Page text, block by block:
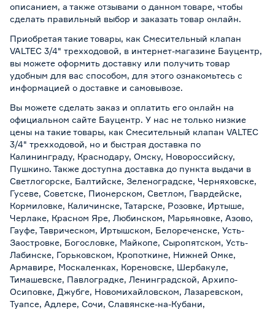
описанием, а также отзывами о данном товаре, чтобы
сделать правильный выбор и заказать товар онлайн.
Приобретая такие товары, как Смесительный клапан
VALTEC 3/4" трехходовой, в интернет-магазине Бауцентр,
вы можете оформить доставку или получить товар
удобным для вас способом, для этого ознакомьтесь с
информацией о доставке и самовывозе.
Вы можете сделать заказ и оплатить его онлайн на
официальном сайте Бауцентр. У нас не только низкие
цены на такие товары, как Смесительный клапан VALTEC
3/4" трехходовой, но и быстрая доставка по
Калининграду, Краснодару, Омску, Новороссийску,
Пушкино. Также доступна доставка до пункта выдачи в
Светлогорске, Балтийске, Зеленоградске, Черняховске,
Гусеве, Советске, Пионерском, Светлом, Гвардейске,
Кормиловке, Каличинске, Татарске, Розовке, Иртыше,
Черлаке, Красном Яре, Любинском, Марьяновке, Азово,
Гауфе, Таврическом, Иртышском, Белореченске, Усть-
Заостровке, Богословке, Майкопе, Сыропятском, Усть-
Лабинске, Горьковском, Кропоткине, Нижней Омке,
Армавире, Москаленках, Кореновске, Шербакуле,
Тимашевске, Павлоградке, Ленинградской, Архипо-
Осиповке, Джубге, Новомихайловском, Лазаревском,
Туапсе, Адлере, Сочи, Славянске-на-Кубани,